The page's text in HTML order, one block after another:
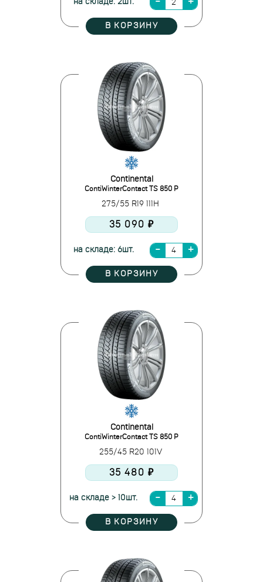
на складе: 2шт.
В КОРЗИНУ
Continental
ContiWinterContact TS 850 P
275/55 R19 111H
35 090 ₽
на складе: 6шт.
В КОРЗИНУ
Continental
ContiWinterContact TS 850 P
255/45 R20 101V
35 480 ₽
на складе > 10шт.
В КОРЗИНУ